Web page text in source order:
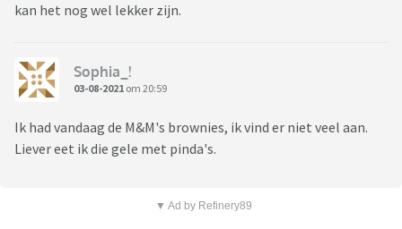
kan het nog wel lekker zijn.
Sophia_!
03-08-2021 om 20:59
Ik had vandaag de M&M's brownies, ik vind er niet veel aan.
Liever eet ik die gele met pinda's.
▼ Ad by Refinery89